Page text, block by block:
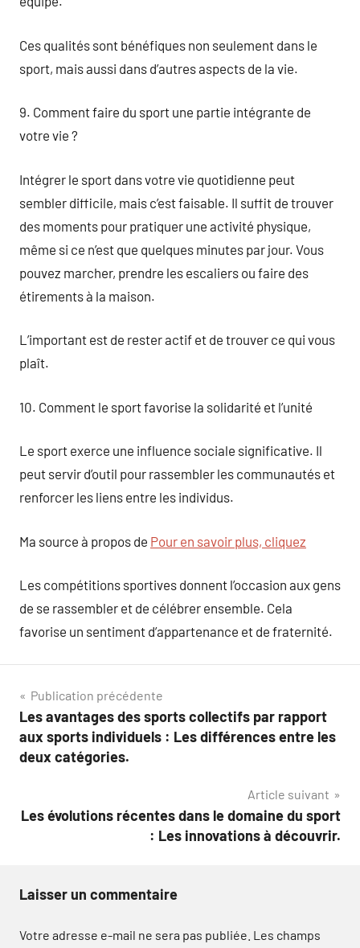
Ces qualités sont bénéfiques non seulement dans le
sport, mais aussi dans d’autres aspects de la vie.
9. Comment faire du sport une partie intégrante de
votre vie ?
Intégrer le sport dans votre vie quotidienne peut
sembler difficile, mais c’est faisable. Il suffit de trouver
des moments pour pratiquer une activité physique,
même si ce n’est que quelques minutes par jour. Vous
pouvez marcher, prendre les escaliers ou faire des
étirements à la maison.
L’important est de rester actif et de trouver ce qui vous
plaît.
10. Comment le sport favorise la solidarité et l’unité
Le sport exerce une influence sociale significative. Il
peut servir d’outil pour rassembler les communautés et
renforcer les liens entre les individus.
Ma source à propos de Pour en savoir plus, cliquez
Les compétitions sportives donnent l’occasion aux gens
de se rassembler et de célébrer ensemble. Cela
favorise un sentiment d’appartenance et de fraternité.
Navigation
de
l’article
Publication précédente
Les avantages des sports collectifs par rapport
aux sports individuels : Les différences entre les
deux catégories.
Article suivant
Les évolutions récentes dans le domaine du sport
: Les innovations à découvrir.
Laisser un commentaire
Votre adresse e-mail ne sera pas publiée. Les champs